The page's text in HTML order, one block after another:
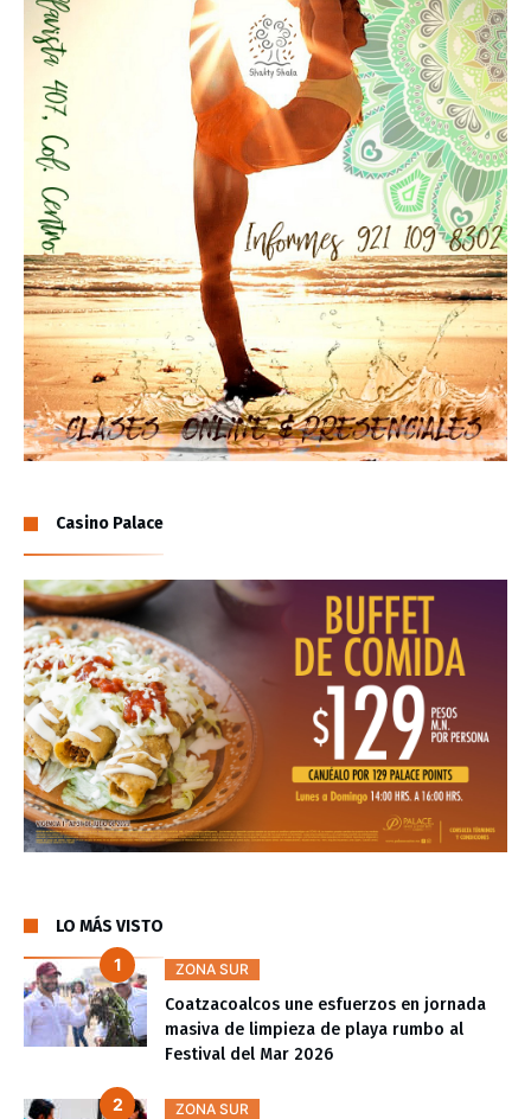
Casino Palace
LO MÁS VISTO
ZONA SUR
Coatzacoalcos une esfuerzos en jornada
masiva de limpieza de playa rumbo al
Festival del Mar 2026
ZONA SUR